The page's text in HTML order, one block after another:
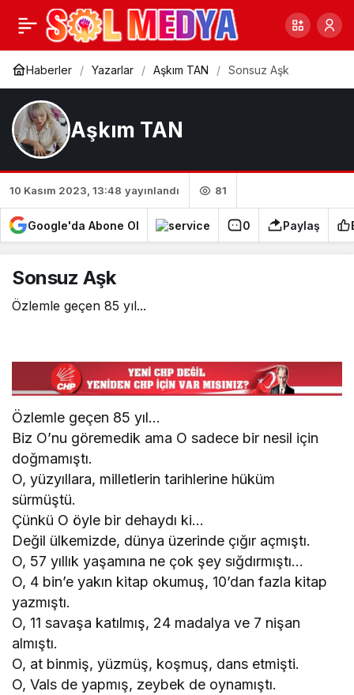
Haberler Yazarlar Aşkım TAN Sonsuz Aşk
Aşkım TAN
10 Kasım 2023, 13:48 yayınlandı 81
Google'da Abone Ol 0 Paylaş
Sonsuz Aşk
Özlemle geçen 85 yıl...
Özlemle geçen 85 yıl…
Biz O’nu göremedik ama O sadece bir nesil için
doğmamıştı.
O, yüzyıllara, milletlerin tarihlerine hüküm
sürmüştü.
Çünkü O öyle bir dehaydı ki…
Değil ülkemizde, dünya üzerinde çığır açmıştı.
O, 57 yıllık yaşamına ne çok şey sığdırmıştı…
O, 4 bin’e yakın kitap okumuş, 10’dan fazla kitap
yazmıştı.
O, 11 savaşa katılmış, 24 madalya ve 7 nişan
almıştı.
O, at binmiş, yüzmüş, koşmuş, dans etmişti.
O, Vals de yapmış, zeybek de oynamıştı.
Hangisi Yener 0 Paylaş